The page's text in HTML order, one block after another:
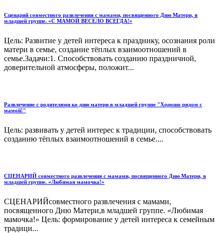
Сценарий совместного развлечения с мамами, посвященного Дню Матери, в
младшей группе. «С МАМОЙ ВЕСЕЛО ВСЕГДА!»
Цель: Развитие у детей интереса к празднику, осознания роли
матери в семье, создание тёплых взаимоотношений в
семье.Задачи:1. Способствовать созданию праздничной,
доверительной атмосферы, положит...
Развлечение с родителями ко дню матери в младшей группе "Хорошо рядом с
мамой!"
Цель: развивать у детей интерес к традиции, способствовать
созданию тёплых взаимоотношений в семье....
СЦЕНАРИЙ совместного развлечения с мамами, посвященного Дню Матери, в
младшей группе. «Любимая мамочка!»
СЦЕНАРИЙсовместного развлечения с мамами,
посвященного Дню Матери,в младшей группе. «Любимая
мамочка!» Цель: формирование у детей интереса к семейным
традици...